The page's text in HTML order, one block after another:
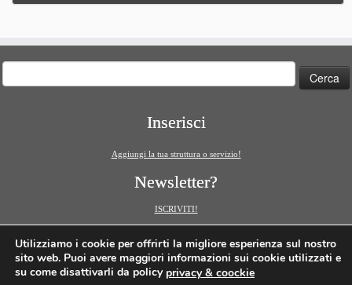
per:
Inserisci
Aggiungi la tua struttura o servizio!
Newsletter?
ISCRIVITI!
·© 2026 Sassi di Matera· Powered by ·Designed con il
Utilizziamo i cookie per offrirti la migliore esperienza sul nostro
sito web. Puoi avere maggiori informazioni sui cookie utilizzati e
su come disattivarli da policy privacy & coockie